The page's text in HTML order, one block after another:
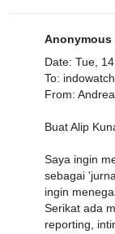
Anonymous
Date: Tue,
To:
From:
Buat Alip
Saya ingin
sebagai
ingin
Serikat ada
reporting,